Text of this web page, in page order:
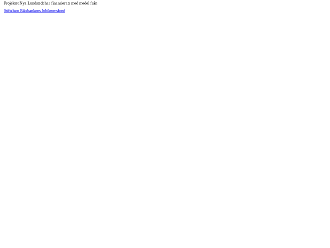
Projektet Nya Lundstedt har finansierats med medel från
Stiftelsen Riksbankens Jubileumsfond